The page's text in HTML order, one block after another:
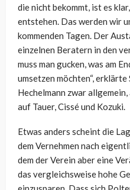
die nicht bekommt, ist es
entstehen. Das werden wir
kommenden Tagen. Der
einzelnen Beratern in den
muss man gucken, was am
umsetzen möchten“,
Hechelmann zwar
auf Tauer, Cissé und Kozuki.
Etwas anders scheint die
dem Vernehmen nach
dem der Verein aber eine
das vergleichsweise hohe